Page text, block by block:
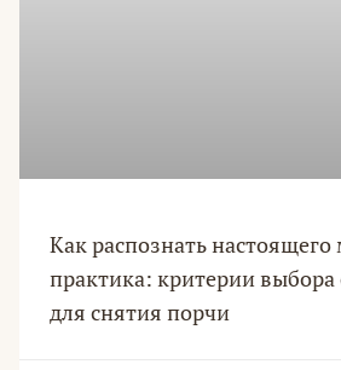
Как распознать настоящего
практика: критерии выбора
для снятия порчи